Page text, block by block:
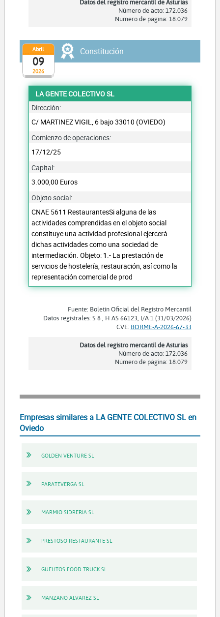
Datos del registro mercantil de Asturias
Número de acto: 172.036
Número de página: 18.079
2026
Abril
09
Constitución
LA GENTE COLECTIVO SL
Dirección:
C/ MARTINEZ VIGIL, 6 bajo 33010 (OVIEDO)
Comienzo de operaciones:
17/12/25
Capital:
3.000,00 Euros
Objeto social:
CNAE 5611 RestaurantesSi alguna de las
actividades comprendidas en el objeto social
constituye una actividad profesional ejercerá
dichas actividades como una sociedad de
intermediación. Objeto: 1.- La prestación de
servicios de hostelería, restauración, así como la
representación comercial de prod
Fuente: Boletín Oficial del Registro Mercantil
Datos registrales: S 8 , H AS 66123, I/A 1 (31/03/2026)
CVE: BORME-A-2026-67-33
Datos del registro mercantil de Asturias
Número de acto: 172.036
Número de página: 18.079
Empresas similares a LA GENTE COLECTIVO SL en
Oviedo
GOLDEN VENTURE SL
PARATEVERGA SL
MARMIO SIDRERIA SL
PRESTOSO RESTAURANTE SL
GUELITOS FOOD TRUCK SL
MANZANO ALVAREZ SL